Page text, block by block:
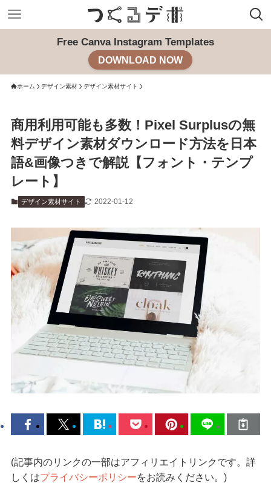
Free Canva Instagram Templates
DOWNLOAD NOW
ホーム デザイン素材 デザイン素材サイト
商用利用可能も多数！Pixel Surplusの無
料デザイン素材ダウンロード方法を日本
語&画像つきで解説【フォント・テンプ
レート】
デザイン素材サイト 2022-01-12
(記事内のリンクの一部はアフィリエイトリンクです。詳
しくはプライバシーポリシーをお読みください。)